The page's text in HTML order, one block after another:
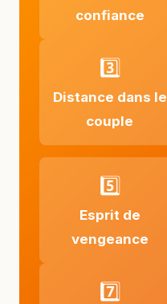
confiance
3️⃣
Distance dans le
couple
5️⃣
Esprit de
vengeance
7️⃣